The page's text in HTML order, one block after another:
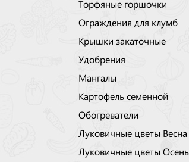
Торфяные горшочки
Ограждения для клумб
Крышки закаточные
Удобрения
Мангалы
Картофель семенной
Обогреватели
Луковичные цветы Весна
Луковичные цветы Осень